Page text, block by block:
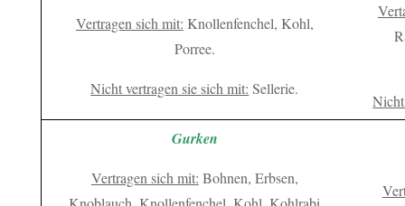
Vertragen sich mit: Knollenfenchel, Kohl,
Porree.
Nicht vertragen sie sich mit: Sellerie.
Gurken
Vertragen sich mit: Bohnen, Erbsen,